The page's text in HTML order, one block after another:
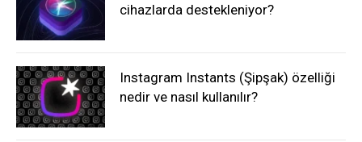
cihazlarda destekleniyor?
Instagram Instants (Şipşak) özelliği
nedir ve nasıl kullanılır?